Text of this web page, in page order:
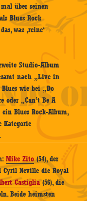
über seinen
Blues Rock
was ‚reine‘
Studio-Album
nach „Live in
wie bei „Do
oder „Can’t Be A
Blues Rock-Album,
Kategorie
Mike Zito(54), der
Neville die Royal
Castiglia(56), die
Beide heimsten